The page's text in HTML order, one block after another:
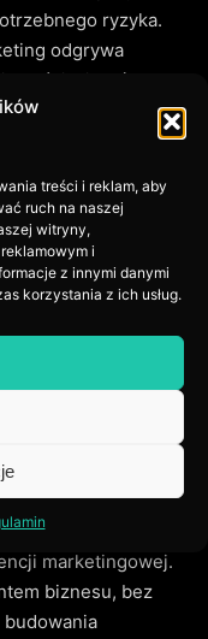
treści i reklam, aby
ruch na naszej
witryny,
i
z innymi danymi
korzystania z ich usług.
ryzyka.
odgrywa
klientów.
z klientami,
niezwykle cenne
W obecnych
Marketing
i zdobyć
marki,
działania
uwagę klientów
Rynek online staje
Dlatego
marketingowej.
biznesu, bez